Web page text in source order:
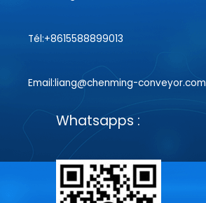
Tél:+8615588899013
Email:liang@chenming-conveyor.com
Whatsapps :